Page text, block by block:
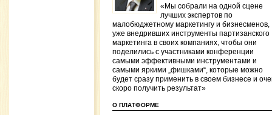
«Мы собрали на одной сцене
лучших экспертов по
малобюджетному маркетингу и бизнесменов,
уже внедривших инструменты партизанского
маркетинга в своих компаниях, чтобы они
поделились с участниками конференции
самыми эффективными инструментами и
самыми яркими „фишками“, которые можно
будет сразу применить в своем бизнесе и
скоро получить результат»
О ПЛАТФОРМЕ